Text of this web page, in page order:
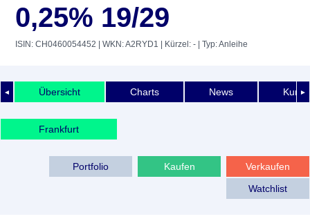
0,25% 19/29
ISIN: CH0460054452 | WKN: A2RYD1 | Kürzel: - | Typ: Anleihe
◄ ►
Übersicht Charts News
Frankfurt
Verkaufen
Kaufen
Portfolio
Watchlist